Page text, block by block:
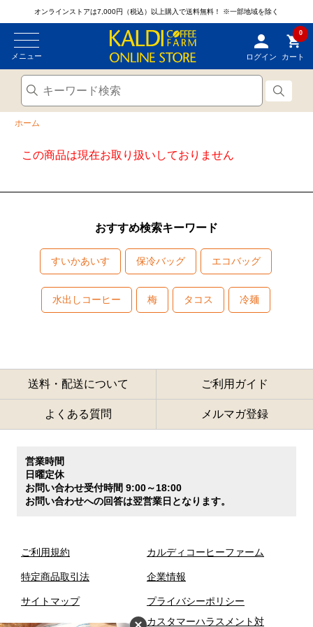
オンラインストアは7,000円（税込）以上購入で送料無料！ ※一部地域を除く
メニュー ログイン
0
カート
ホーム
この商品は現在お取り扱いしておりません
おすすめ検索キーワード
すいかあいす 保冷バッグ エコバッグ
水出しコーヒー 梅 タコス 冷麺
送料・配送について ご利用ガイド
よくある質問 メルマガ登録
営業時間
日曜定休
お問い合わせ受付時間 9:00～18:00
お問い合わせへの回答は翌営業日となります。
ご利用規約
特定商品取引法
サイトマップ
カルディコーヒーファーム
企業情報
プライバシーポリシー
カスタマーハラスメント対